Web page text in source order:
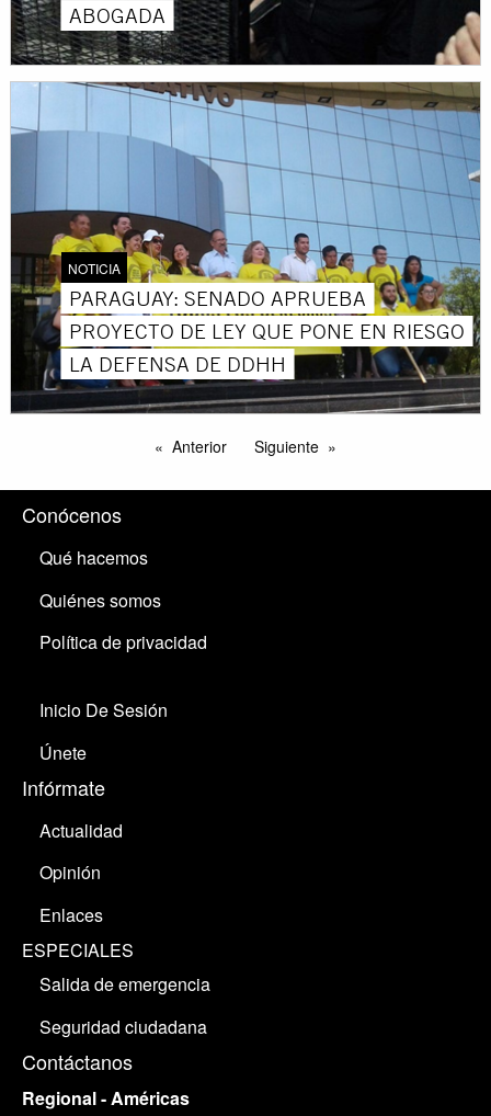
ABOGADA
NOTICIA
PARAGUAY: SENADO APRUEBA
PROYECTO DE LEY QUE PONE EN RIESGO
LA DEFENSA DE DDHH
Anterior Siguiente
Conócenos
Qué hacemos
Quiénes somos
Política de privacidad
Inicio De Sesión
Únete
Infórmate
Actualidad
Opinión
Enlaces
ESPECIALES
Salida de emergencia
Seguridad ciudadana
Contáctanos
Regional - Américas